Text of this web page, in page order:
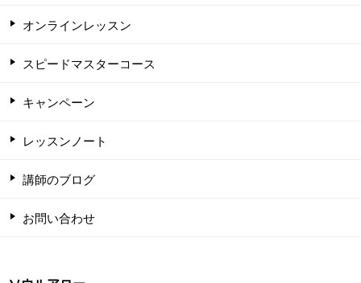
オンラインレッスン
スピードマスターコース
キャンペーン
レッスンノート
講師のブログ
お問い合わせ